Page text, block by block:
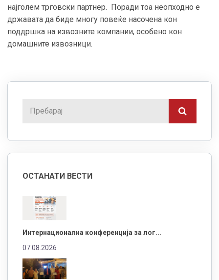
најголем трговски партнер. Поради тоа неопходно е
државата да биде многу повеќе насочена кон
поддршка на извозните компании, особено кон
домашните извозници.
ОСТАНАТИ ВЕСТИ
Интернационална конференција за лог...
07.08.2026